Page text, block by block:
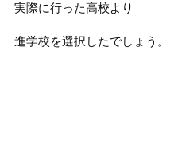
実際に行った高校より
進学校を選択したでしょう。